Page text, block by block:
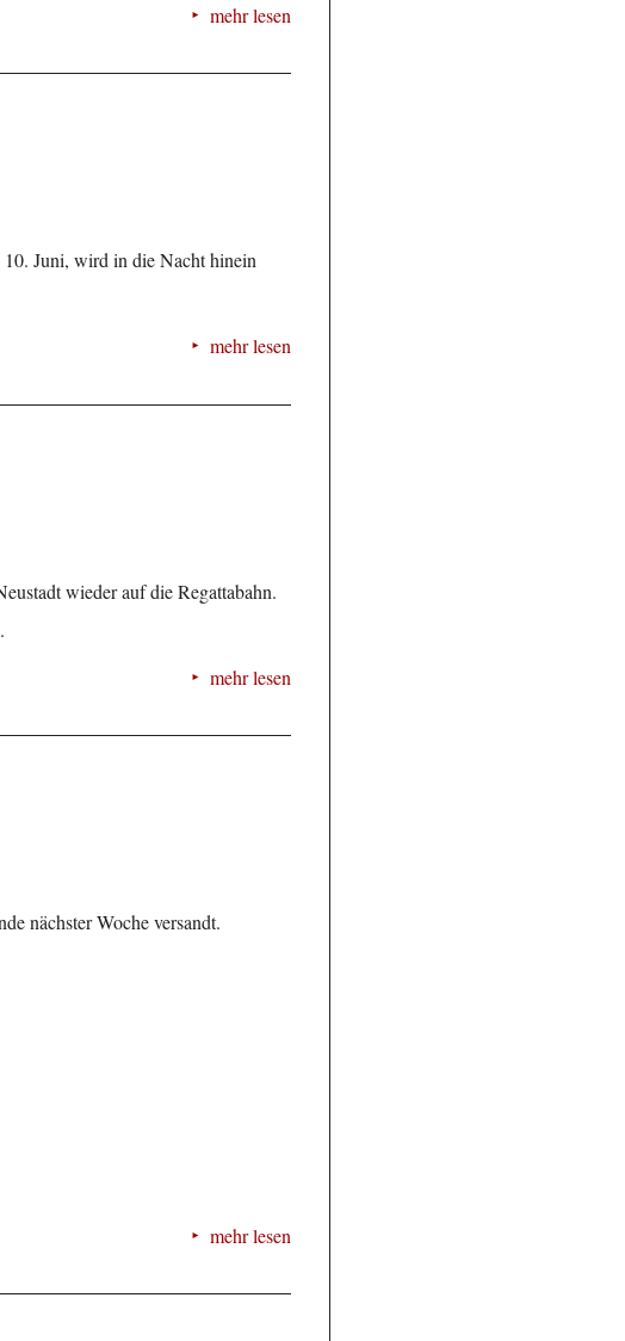
mehr lesen
10. Juni, wird in die Nacht hinein
mehr lesen
wieder auf die Regattabahn.
mehr lesen
nächster Woche versandt.
mehr lesen